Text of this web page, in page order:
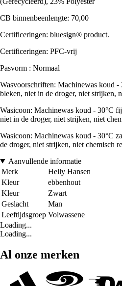
CB binnenbeenlengte: 70,00
Certificeringen: bluesign® product.
Certificeringen: PFC-vrij
Pasvorm : Normaal
Wasvoorschriften: Machinewas koud -
bleken, niet in de droger, niet strijken,
Wasicoon: Machinewas koud - 30°C
niet in de droger, niet strijken, niet
Wasicoon: Machinewas koud - 30°C
de droger, niet strijken, niet chemisch
Aanvullende informatie
Merk
Helly Hansen
Kleur
ebbenhout
Kleur
Zwart
Geslacht
Man
Leeftijdsgroep Volwassene
Loading...
Loading...
Al onze merken